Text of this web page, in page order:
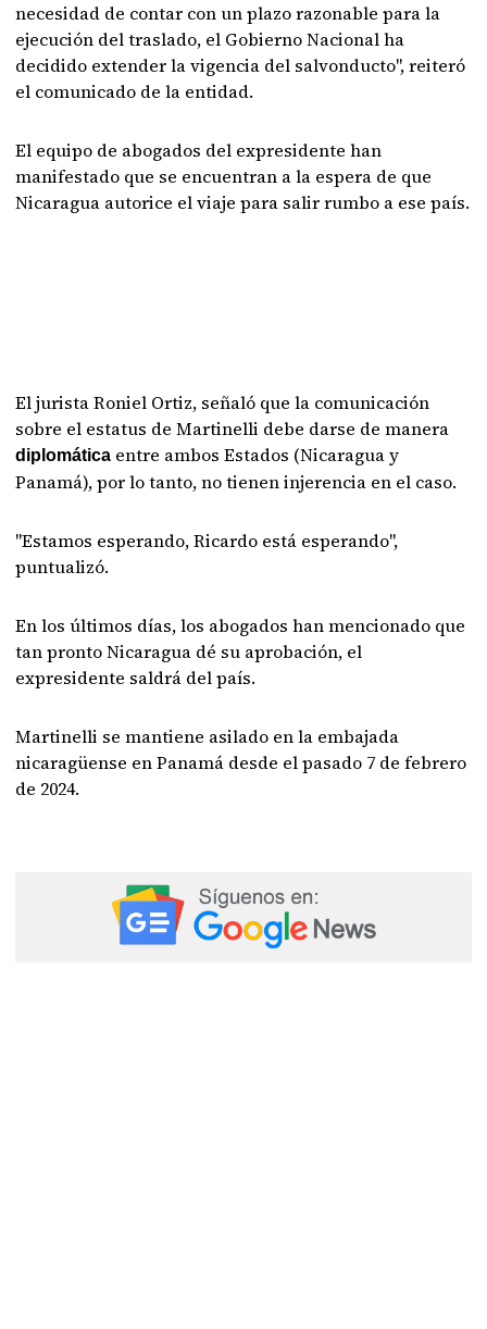
necesidad de contar con un plazo razonable para la
ejecución del traslado, el Gobierno Nacional ha
decidido extender la vigencia del salvonducto", reiteró
el comunicado de la entidad.
El equipo de abogados del expresidente han
manifestado que se encuentran a la espera de que
Nicaragua autorice el viaje para salir rumbo a ese país.
El jurista Roniel Ortiz, señaló que la comunicación
sobre el estatus de Martinelli debe darse de manera
diplomática entre ambos Estados (Nicaragua y
Panamá), por lo tanto, no tienen injerencia en el caso.
"Estamos esperando, Ricardo está esperando",
puntualizó.
En los últimos días, los abogados han mencionado que
tan pronto Nicaragua dé su aprobación, el
expresidente saldrá del país.
Martinelli se mantiene asilado en la embajada
nicaragüense en Panamá desde el pasado 7 de febrero
de 2024.